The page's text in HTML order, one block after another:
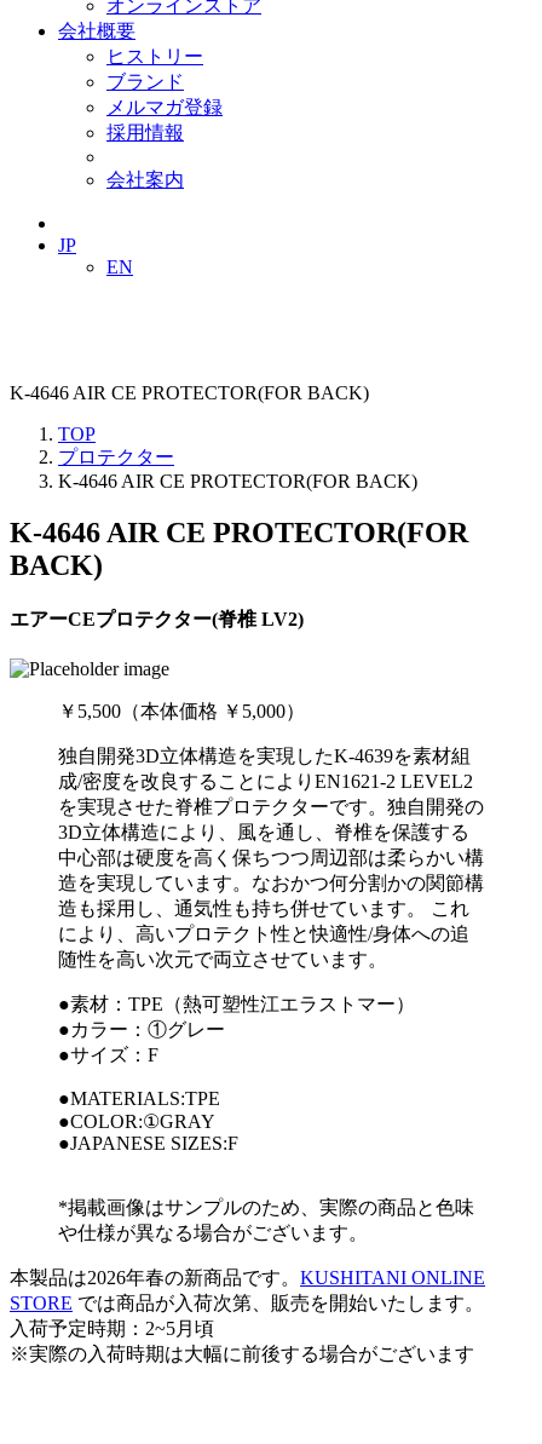
オンラインストア
会社概要
ヒストリー
ブランド
メルマガ登録
採用情報
会社案内
JP
EN
K-4646 AIR CE PROTECTOR(FOR BACK)
TOP
プロテクター
K-4646 AIR CE PROTECTOR(FOR BACK)
K-4646 AIR CE PROTECTOR(FOR
BACK)
エアーCEプロテクター(脊椎 LV2)
￥5,500（本体価格 ￥5,000）
独自開発3D立体構造を実現したK-4639を素材組
成/密度を改良することによりEN1621-2 LEVEL2
を実現させた脊椎プロテクターです。独自開発の
3D立体構造により、風を通し、脊椎を保護する
中心部は硬度を高く保ちつつ周辺部は柔らかい構
造を実現しています。なおかつ何分割かの関節構
造も採用し、通気性も持ち併せています。 これ
により、高いプロテクト性と快適性/身体への追
随性を高い次元で両立させています。
●素材：TPE（熱可塑性江エラストマー）
●カラー：①グレー
●サイズ：F
●MATERIALS:TPE
●COLOR:①GRAY
●JAPANESE SIZES:F
*掲載画像はサンプルのため、実際の商品と色味
や仕様が異なる場合がございます。
本製品は2026年春の新商品です。 KUSHITANI ONLINE
STORE では商品が入荷次第、販売を開始いたします。
入荷予定時期：2~5月頃
※実際の入荷時期は大幅に前後する場合がございます